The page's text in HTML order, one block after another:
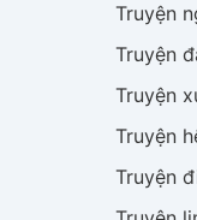
Truyện
Truyện
Truyện
Truyện
Truyện